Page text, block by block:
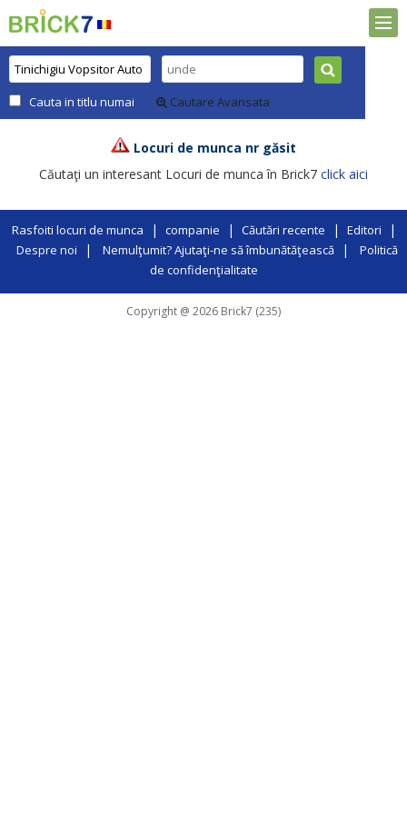
Cauta in titlu numai Cautare Avansata
Locuri de munca nr găsit
Căutaţi un interesant Locuri de munca în Brick7 click aici
Rasfoiti locuri de munca | companie | Căutări recente | Editori |
Despre noi | Nemulţumit? Ajutaţi-ne să îmbunătăţească |
Politică
de confidenţialitate
Copyright @ 2026 Brick7 (235)